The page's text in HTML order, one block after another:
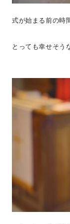
式が始まる前の時
とっても幸せそう